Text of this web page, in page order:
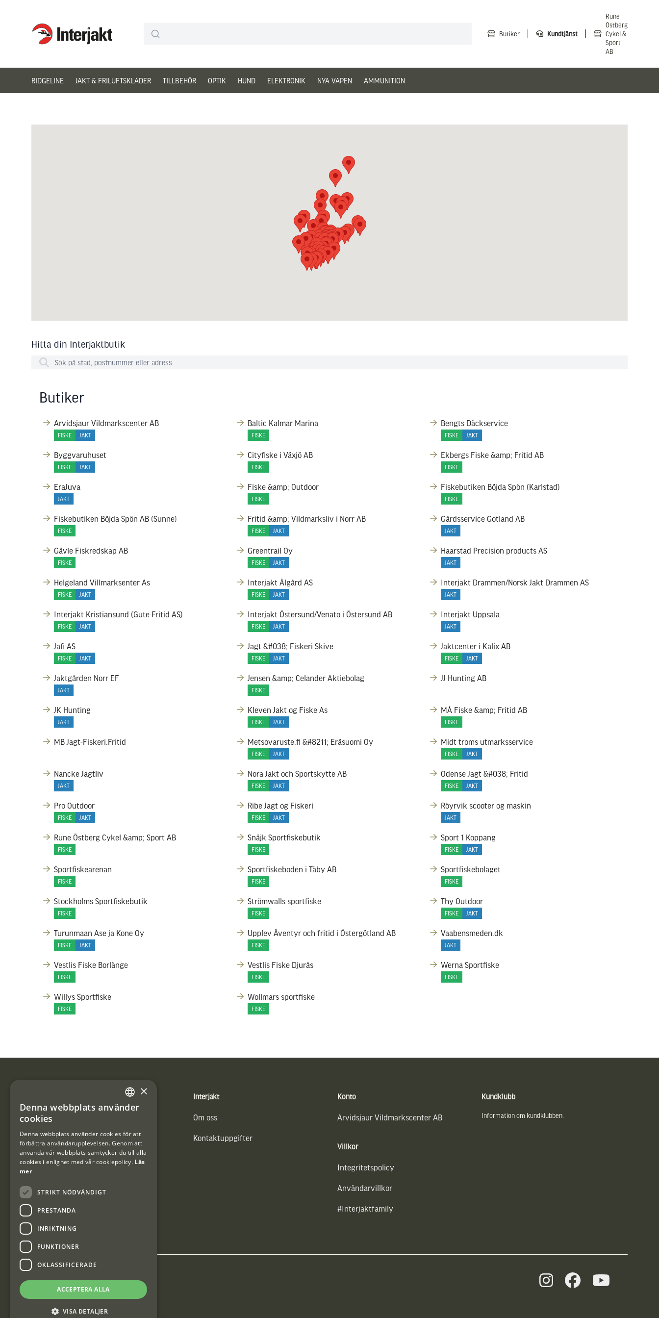
Interjakt SE
Butiker Kundtjänst
Rune
Östberg
Cykel &
Sport
AB
RIDGELINE JAKT & FRILUFTSKLÄDER TILLBEHÖR OPTIK HUND ELEKTRONIK NYA VAPEN AMMUNITION
Hitta din Interjaktbutik
Butiker
Arvidsjaur Vildmarkscenter AB
FISKE JAKT
Baltic Kalmar Marina
FISKE
Bengts Däckservice
FISKE JAKT
Byggvaruhuset
FISKE JAKT
Cityfiske i Växjö AB
FISKE
Ekbergs Fiske &amp; Fritid AB
FISKE
EraJuva
JAKT
Fiske &amp; Outdoor
FISKE
Fiskebutiken Böjda Spön (Karlstad)
FISKE
Fiskebutiken Böjda Spön AB (Sunne)
FISKE
Fritid &amp; Vildmarksliv i Norr AB
FISKE JAKT
Gårdsservice Gotland AB
JAKT
Gävle Fiskredskap AB
FISKE
Greentrail Oy
FISKE JAKT
Haarstad Precision products AS
JAKT
Helgeland Villmarksenter As
FISKE JAKT
Interjakt Ålgård AS
FISKE JAKT
Interjakt Drammen/Norsk Jakt Drammen AS
JAKT
Interjakt Kristiansund (Gute Fritid AS)
FISKE JAKT
Interjakt Östersund/Venato i Östersund AB
FISKE JAKT
Interjakt Uppsala
JAKT
Jafi AS
FISKE JAKT
Jagt &#038; Fiskeri Skive
FISKE JAKT
Jaktcenter i Kalix AB
FISKE JAKT
Jaktgården Norr EF
JAKT
Jensen &amp; Celander Aktiebolag
FISKE
JJ Hunting AB
JK Hunting
JAKT
Kleven Jakt og Fiske As
FISKE JAKT
MÅ Fiske &amp; Fritid AB
FISKE
MB Jagt-Fiskeri.Fritid Metsovaruste.fi &#8211; Eräsuomi Oy
FISKE JAKT
Midt troms utmarksservice
FISKE JAKT
Nancke Jagtliv
JAKT
Nora Jakt och Sportskytte AB
FISKE JAKT
Odense Jagt &#038; Fritid
FISKE JAKT
Pro Outdoor
FISKE JAKT
Ribe Jagt og Fiskeri
FISKE JAKT
Röyrvik scooter og maskin
JAKT
Rune Östberg Cykel &amp; Sport AB
FISKE
Snäjk Sportfiskebutik
FISKE
Sport 1 Koppang
FISKE JAKT
Sportfiskearenan
FISKE
Sportfiskeboden i Täby AB
FISKE
Sportfiskebolaget
FISKE
Stockholms Sportfiskebutik
FISKE
Strömwalls sportfiske
FISKE
Thy Outdoor
FISKE JAKT
Turunmaan Ase ja Kone Oy
FISKE JAKT
Upplev Äventyr och fritid i Östergötland AB
FISKE
Vaabensmeden.dk
JAKT
Vestlis Fiske Borlänge
FISKE
Vestlis Fiske Djurås
FISKE
Werna Sportfiske
FISKE
Willys Sportfiske
FISKE
Wollmars sportfiske
FISKE
Vännäs Friluftbyxa
Interjakt
Om oss
Kontaktuppgifter
Konto
Arvidsjaur Vildmarkscenter AB
Villkor
Integritetspolicy
Användarvillkor
#Interjaktfamily
Kundklubb
Information om kundklubben.
Interjakt Sweden AB, Årjäng
Org: 553222-3915
SWEDISH
×
Denna webbplats använder
cookies
Denna webbplats använder cookies för att
förbättra användarupplevelsen. Genom att
använda vår webbplats samtycker du till alla
cookies i enlighet med vår cookiepolicy. Läs
mer
STRIKT NÖDVÄNDIGT
PRESTANDA
INRIKTNING
FUNKTIONER
OKLASSIFICERADE
ACCEPTERA ALLA
VISA DETALJER